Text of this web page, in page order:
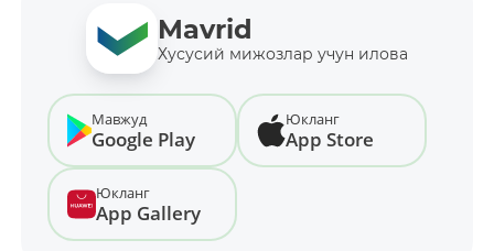
Mavrid
Хусусий мижозлар учун илова
Мавжуд
Google Play
Юкланг
App Store
Юкланг
App Gallery